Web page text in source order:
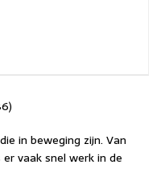
in beweging zijn. Van
vaak snel werk in de